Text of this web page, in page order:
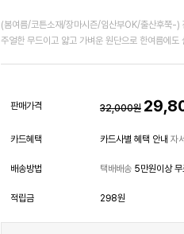
(봄여름/코튼소재/장마시즌/임산부OK/출산후쭉-)
주얼한 무드이고 얇고 가벼운 원단으로 한여름에
판매가격 32,000원
카드혜택 카드사별 혜택 안내 자
배송방법 택배배송 5만원이상
적립금 298원